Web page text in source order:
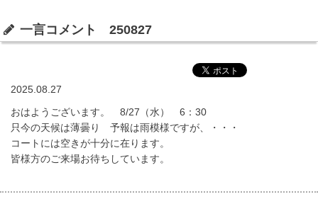
一言コメント 250827
2025.08.27
おはようございます。 8/27（水） 6：30
只今の天候は薄曇り 予報は雨模様ですが、・・・
コートには空きが十分に在ります。
皆様方のご来場お待ちしています。